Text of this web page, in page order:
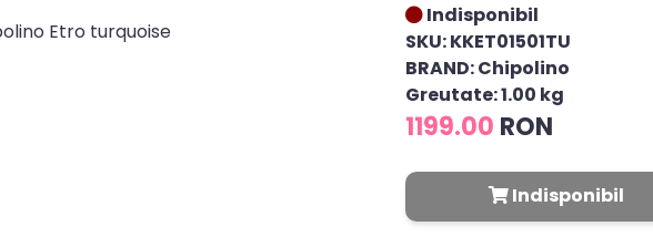
Indisponibil
SKU: KKET01501TU
BRAND: Chipolino
Greutate: 1.00 kg
1199.00 RON
Indisponibil